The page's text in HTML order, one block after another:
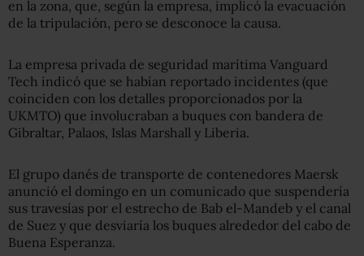
en la zona, que, según la empresa, implicó la evacuación
de la tripulación, pero se desconoce la causa.
La empresa privada de seguridad marítima Vanguard
Tech indicó que se habían reportado incidentes (que
coinciden con los detalles proporcionados por la
UKMTO) que involucraban a buques con bandera de
Gibraltar, Palaos, Islas Marshall y Liberia.
El grupo danés de transporte de contenedores Maersk
anunció el domingo en un comunicado que suspendería
sus travesías por el estrecho de Bab el-Mandeb y el canal
de Suez y que desviaría los buques alrededor del cabo de
Buena Esperanza.